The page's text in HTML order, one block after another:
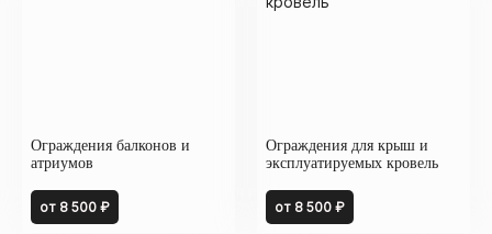
Ограждения балконов и
атриумов
от 8 500 ₽
Ограждения для крыш и
эксплуатируемых кровель
от 8 500 ₽